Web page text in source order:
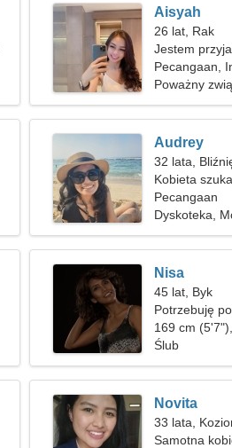
Aisyah
26 lat, Rak
Jestem
Pecangaan,
Poważny
Audrey
32 lata,
Kobieta
Pecangaan
Dyskoteka,
Nisa
45 lat, Byk
Potrzebuję
wspólnego
169 cm
Ślub
Novita
33 lata,
Samotna